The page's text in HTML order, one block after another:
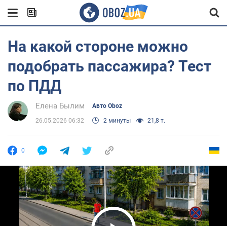
На какой стороне можно
подобрать пассажира? Тест
по ПДД
Елена Былим Авто Oboz
26.05.2026 06:32 2 минуты 21,8 т.
0